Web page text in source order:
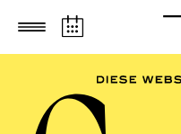
Zum Hauptinhalt springen